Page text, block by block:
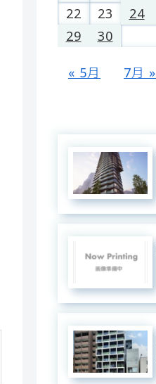
22
23 24
29
30
« 5月 7月 »